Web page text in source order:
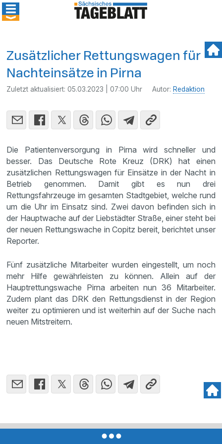
Zusätzlicher Rettungswagen für
Nachteinsätze in Pirna
Zuletzt aktualisiert:05.03.2023 | 07:00 Uhr Autor: Redaktion
Die Patientenversorgung in Pirna wird schneller und
besser. Das Deutsche Rote Kreuz (DRK) hat einen
zusätzlichen Rettungswagen für Einsätze in der Nacht in
Betrieb genommen. Damit gibt es nun drei
Rettungsfahrzeuge im gesamten Stadtgebiet, welche rund
um die Uhr im Einsatz sind. Zwei davon befinden sich in
der Hauptwache auf der Liebstädter Straße, einer steht bei
der neuen Rettungswache in Copitz bereit, berichtet unser
Reporter.
Fünf zusätzliche Mitarbeiter wurden eingestellt, um noch
mehr Hilfe gewährleisten zu können. Allein auf der
Hauptrettungswache Pirna arbeiten nun 36 Mitarbeiter.
Zudem plant das DRK den Rettungsdienst in der Region
weiter zu optimieren und ist weiterhin auf der Suche nach
neuen Mitstreitern.